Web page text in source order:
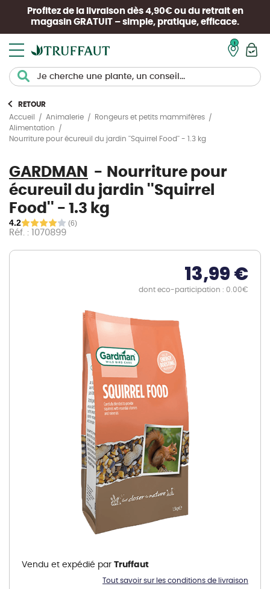
Profitez de la livraison dès 4,90€ ou du retrait en
magasin GRATUIT – simple, pratique, efficace.
RETOUR
Accueil
Animalerie
Rongeurs et petits mammifères
Alimentation
Nourriture pour écureuil du jardin ''Squirrel Food'' - 1.3 kg
GARDMAN
Nourriture pour
écureuil du jardin ''Squirrel
Food'' - 1.3 kg
4.2 (6)
Réf. : 1070899
13,99 €
dont eco-participation : 0.00€
beginning
Tout savoir sur les conditions de livraison
Vendu et expédié par Truffaut